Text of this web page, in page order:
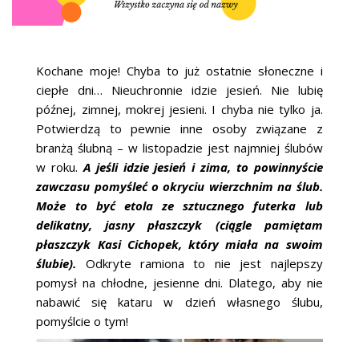
{HOT SEXY BEST}
ŚLUBNE STYLE
MAGAZYNY
ARCHIWUM
Kochane moje! Chyba to już ostatnie słoneczne i
ciepłe dni… Nieuchronnie idzie jesień. Nie lubię
późnej, zimnej, mokrej jesieni. I chyba nie tylko ja.
Potwierdzą to pewnie inne osoby związane z
branżą ślubną – w listopadzie jest najmniej ślubów
w roku.A jeśli idzie jesień i zima, to powinnyście
zawczasu pomyśleć o okryciu wierzchnim na ślub.
Może to być etola ze sztucznego futerka lub
delikatny, jasny płaszczyk (ciągle pamiętam
płaszczyk Kasi Cichopek, który miała na swoim
ślubie). Odkryte ramiona to nie jest najlepszy
pomysł na chłodne, jesienne dni. Dlatego, aby nie
nabawić się kataru w dzień własnego ślubu,
pomyślcie o tym!